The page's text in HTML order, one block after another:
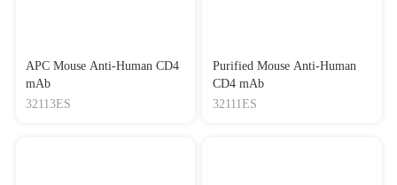
APC Mouse Anti-Human CD4
mAb
32113ES
Purified Mouse Anti-Human
CD4 mAb
32111ES